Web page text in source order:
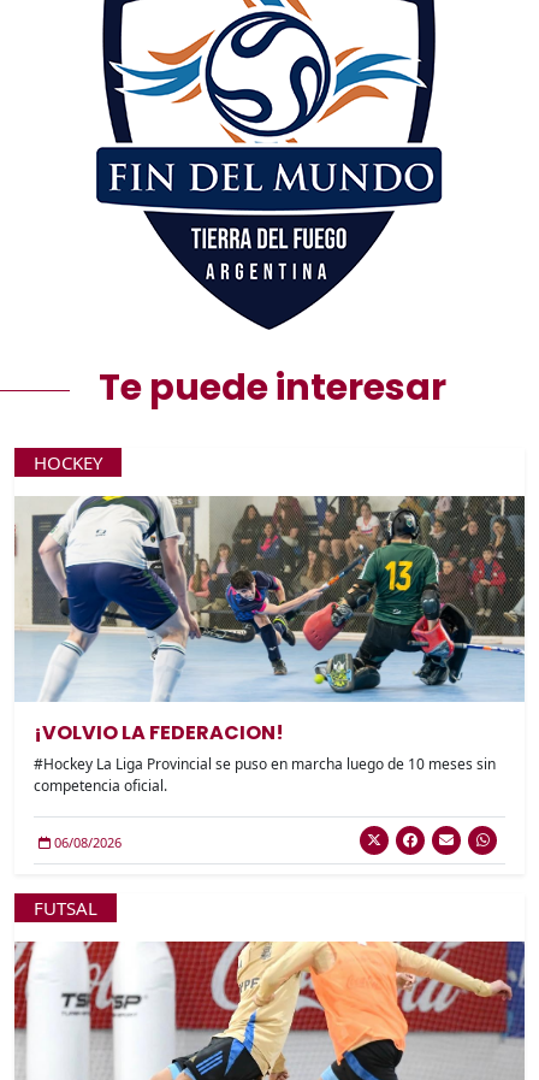
Te puede interesar
HOCKEY
¡VOLVIO LA FEDERACION!
#Hockey La Liga Provincial se puso en marcha luego de 10 meses sin
competencia oficial.
06/08/2026
FUTSAL